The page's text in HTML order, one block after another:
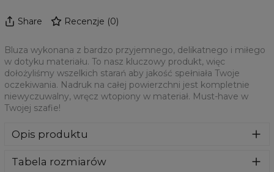
Share Recenzje (0)
Bluza wykonana z bardzo przyjemnego, delikatnego i miłego
w dotyku materiału. To nasz kluczowy produkt, więc
dołożyliśmy wszelkich starań aby jakość spełniała Twoje
oczekiwania. Nadruk na całej powierzchni jest kompletnie
niewyczuwalny, wręcz wtopiony w materiał. Must-have w
Twojej szafie!
Opis produktu
bawełny i poliestru z wysokiej jakości nadrukiem z przodu i
Tabela rozmiarów